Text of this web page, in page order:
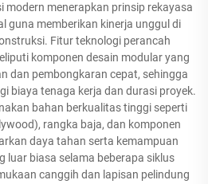
modern menerapkan prinsip rekayasa
guna memberikan kinerja unggul di
Fitur teknologi perancah
komponen desain modular yang
dan pembongkaran cepat, sehingga
biaya tenaga kerja dan durasi proyek.
bahan berkualitas tinggi seperti
rangka baja, dan komponen
daya tahan serta kemampuan
luar biasa selama beberapa siklus
canggih dan lapisan pelindung